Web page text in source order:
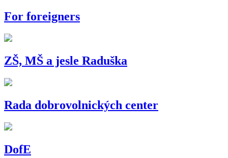
For foreigners
ZŠ, MŠ a jesle Raduška
Rada dobrovolnických center
DofE